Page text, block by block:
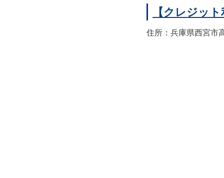
【クレジッ
住所：兵庫県西宮市